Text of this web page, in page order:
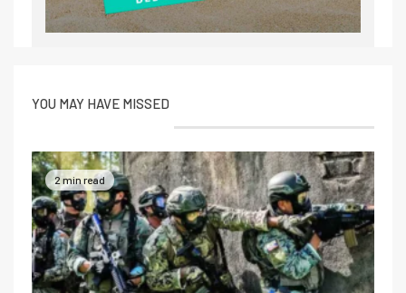
YOU MAY HAVE MISSED
2 min read